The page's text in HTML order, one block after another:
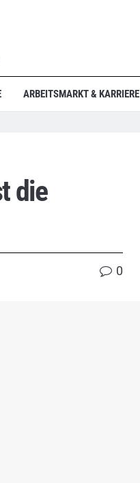
ARBEITSMARKT & KARRIERE
die
0